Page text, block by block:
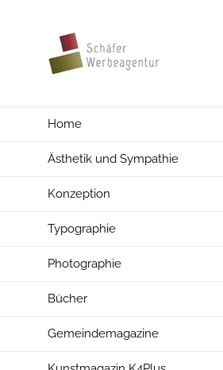
Home
Ästhetik und Sympathie
Konzeption
Typographie
Photographie
Bücher
Gemeindemagazine